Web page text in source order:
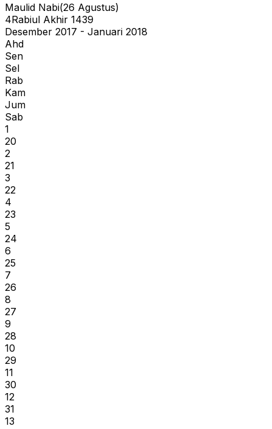
Maulid Nabi(26 Agustus)
4Rabiul Akhir 1439
Desember 2017 - Januari 2018
Ahd
Sen
Sel
Rab
Kam
Jum
Sab
1
20
2
21
3
22
4
23
5
24
6
25
7
26
8
27
9
28
10
29
11
30
12
31
13